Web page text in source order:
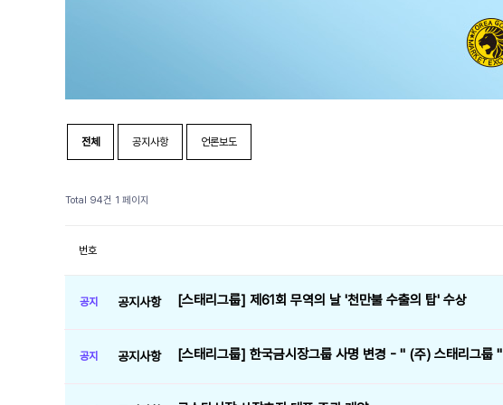
전체 공지사항 언론보도
Total 94건 1 페이지
번호
공지 공지사항 [스태리그룹] 제61회 무역의 날 '천만불 수출의 탑' 수상
공지 공지사항 [스태리그룹] 한국금시장그룹 사명 변경 - " (주) 스태리그룹 "